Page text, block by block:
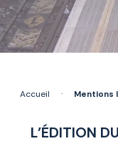
Accueil · Mentions
L’ÉDITION